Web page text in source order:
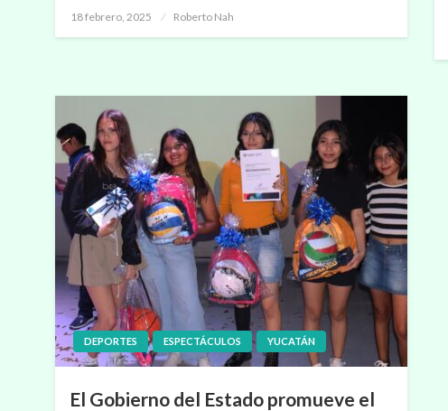
Publicado
18 febrero, 2025 Roberto Nah
DEPORTES ESPECTÁCULOS YUCATÁN
El Gobierno del Estado promueve el